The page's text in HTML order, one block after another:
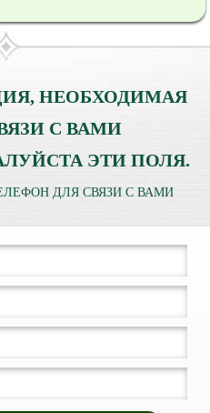
НЕОБХОДИМАЯ
С ВАМИ
ЭТИ ПОЛЯ.
ДЛЯ СВЯЗИ С ВАМИ